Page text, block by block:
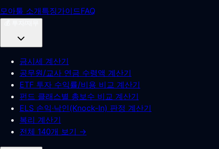
모아툴 소개특징가이드FAQ
금시세 계산기
공무원/교사 연금 수령액 계산기
ETF 투자 수익률/비용 비교 계산기
펀드 클래스별 총보수 비교 계산기
ELS 손익·낙인(Knock-In) 판정 계산기
복리 계산기
전체 140개 보기 →